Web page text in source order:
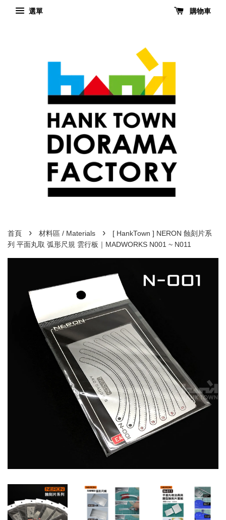
選單 購物車
首頁 › 材料區 / Materials ›
[ HankTown ] NERON 蝕刻片系
列 平面丸取 弧形尺規 雲行板｜MADWORKS N001 ~ N011